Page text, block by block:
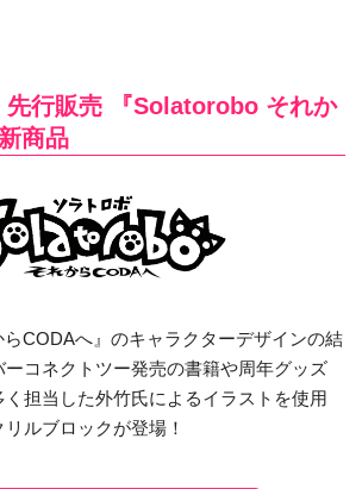
先行販売 『Solatorobo それか
商品
らCODAへ』のキャラクターデザインの結
コネクトツー発売の書籍や周年グッズ
担当した外竹氏によるイラストを使用
ルブロックが登場！